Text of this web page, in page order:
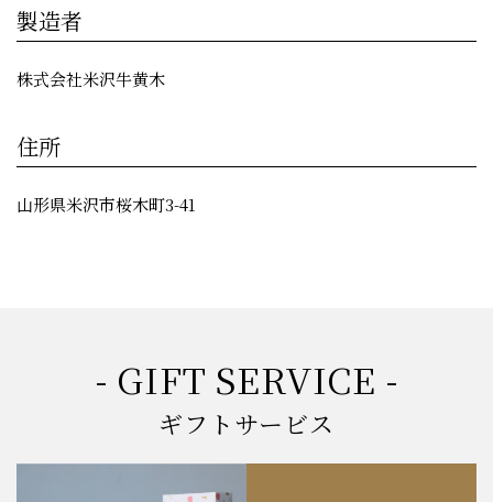
製造者
株式会社米沢牛黄木
住所
山形県米沢市桜木町3-41
- GIFT SERVICE -
ギフトサービス